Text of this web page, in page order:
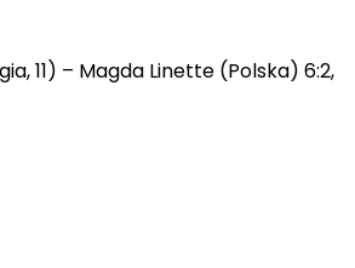
11) – Magda Linette (Polska) 6:2,